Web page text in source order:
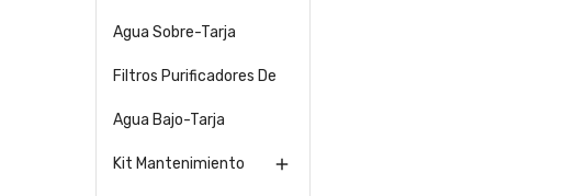
Agua Sobre-Tarja
Filtros Purificadores De
Agua Bajo-Tarja
Kit Mantenimiento 